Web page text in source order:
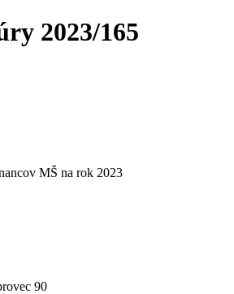
2023/165
MŠ na rok 2023
90